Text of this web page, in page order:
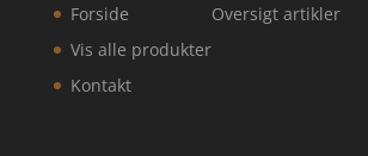
Forside
Vis alle produkter
Kontakt
Oversigt artikler